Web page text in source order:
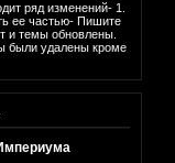
ряд изменений- 1.
ее частью- Пишите
и темы обновлены.
были удалены кроме